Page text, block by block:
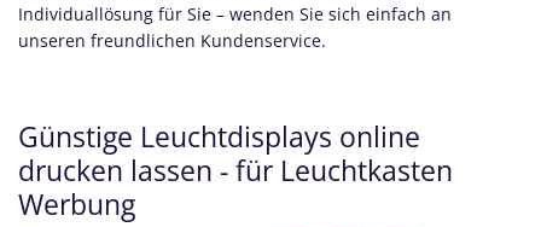
Individuallösung für Sie – wenden Sie sich einfach an
unseren freundlichen Kundenservice.
Günstige Leuchtdisplays online
drucken lassen - für Leuchtkasten
Werbung